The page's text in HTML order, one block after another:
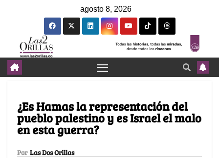
agosto 8, 2026
¿Es Hamas la representación del
pueblo palestino y es Israel el malo
en esta guerra?
Por Las Dos Orillas